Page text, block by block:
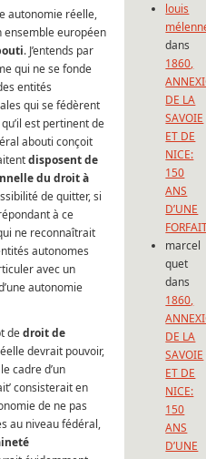
autonomie réelle,
ensemble européen
. J’entends par
qui ne se fonde
entités
qui se fédèrent
est pertinent de
abouti conçoit
disposent de
du droit à
de quitter, si
à ce
ne reconnaîtrait
autonomes
avec un
autonomie
dedroit de
devrait pouvoir,
cadre d’un
consisterait en
de ne pas
au niveau fédéral,
louis
dans
1860,
DE LA
SAVOIE
ET DE
NICE:
150
ANS
D’UNE
marcel
quet
dans
1860,
DE LA
SAVOIE
ET DE
NICE:
150
ANS
D’UNE